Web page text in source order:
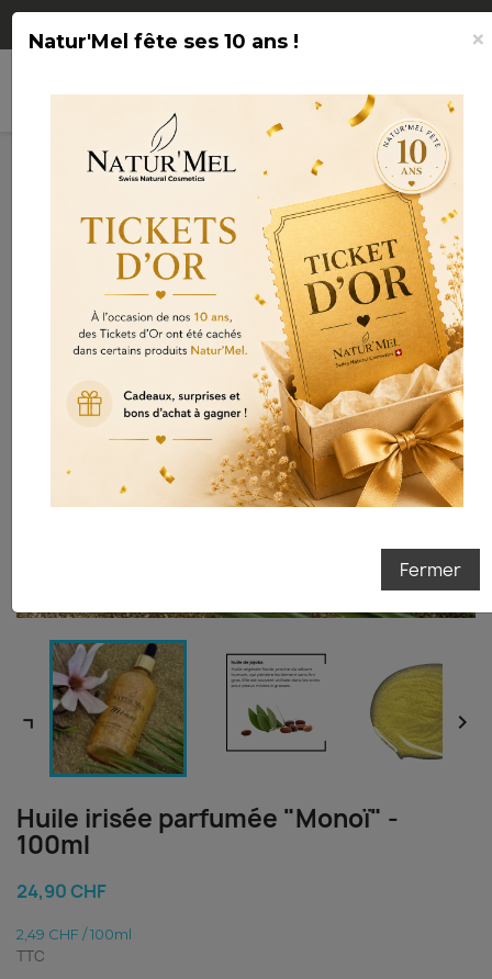
search shopping_cart(0)
Connexion
 
Huile irisée parfumée "Monoï" -
100ml
24,90 CHF
2,49 CHF / 100ml
TTC
×
Natur'Mel fête ses 10 ans !
Fermer